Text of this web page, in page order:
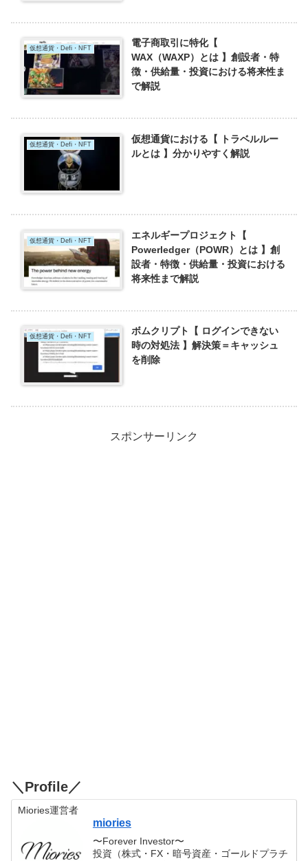
仮想通貨・Defi・NFT
電子商取引に特化【
WAX（WAXP）とは 】創設者・特
徴・供給量・投資における将来性ま
で解説
仮想通貨・Defi・NFT
仮想通貨における【 トラベルルー
ルとは 】分かりやすく解説
仮想通貨・Defi・NFT
エネルギープロジェクト【
Powerledger（POWR）とは 】創
設者・特徴・供給量・投資における
将来性まで解説
仮想通貨・Defi・NFT
ボムクリプト【 ログインできない
時の対処法 】解決策＝キャッシュ
を削除
スポンサーリンク
＼Profile／
Miories運営者
miories
〜Forever Investor〜
投資（株式・FX・暗号資産・ゴールドプラチ